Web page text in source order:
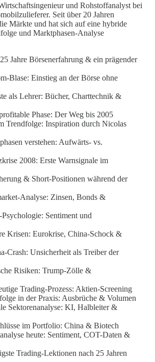
und Rohstoffanalyst bei
Seit über 20 Jahren
Märkte und hat sich auf eine hybride
und Marktphasen-Analyse
Jahre Börsenerfahrung & ein prägender
Blase: Einstieg an der Börse ohne
als Lehrer: Bücher, Charttechnik &
Phase: Der Weg bis 2005
Trendfolge: Inspiration durch Nicolas
verstehen: Aufwärts- vs.
2008: Erste Warnsignale im
& Short-Positionen während der
Analyse: Zinsen, Bonds &
Sentiment und
Krisen: Eurokrise, China-Schock &
Crash: Unsicherheit als Treiber der
Risiken: Trump-Zölle &
Trading-Prozess: Aktien-Screening
in der Praxis: Ausbrüche & Volumen
Sektorenanalyse: KI, Halbleiter &
im Portfolio: China & Biotech
heute: Sentiment, COT-Daten &
Trading-Lektionen nach 25 Jahren